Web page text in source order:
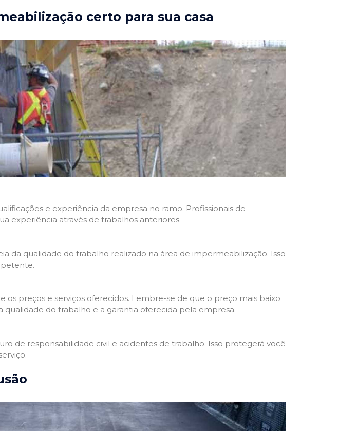
certo para sua casa
e experiência da empresa no ramo. Profissionais de
experiência através de trabalhos anteriores.
da qualidade do trabalho realizado na área de impermeabilização. Isso
preços e serviços oferecidos. Lembre-se de que o preço mais baixo
do trabalho e a garantia oferecida pela empresa.
de responsabilidade civil e acidentes de trabalho. Isso protegerá você